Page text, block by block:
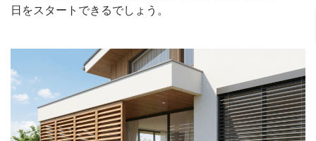
日をスタートできるでしょう。